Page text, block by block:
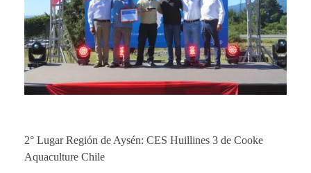
2° Lugar Región de Aysén: CES Huillines 3 de Cooke
Aquaculture Chile